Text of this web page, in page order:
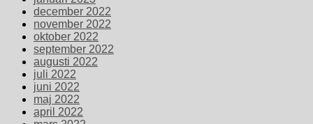
december 2022
november 2022
oktober 2022
september 2022
augusti 2022
juli 2022
juni 2022
maj 2022
april 2022